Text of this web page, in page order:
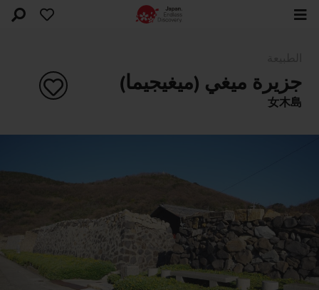
جزيرة ميغي (ميغيجيما)
女木島